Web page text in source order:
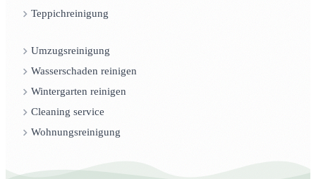
Teppichreinigung
Umzugsreinigung
Wasserschaden reinigen
Wintergarten reinigen
Cleaning service
Wohnungsreinigung